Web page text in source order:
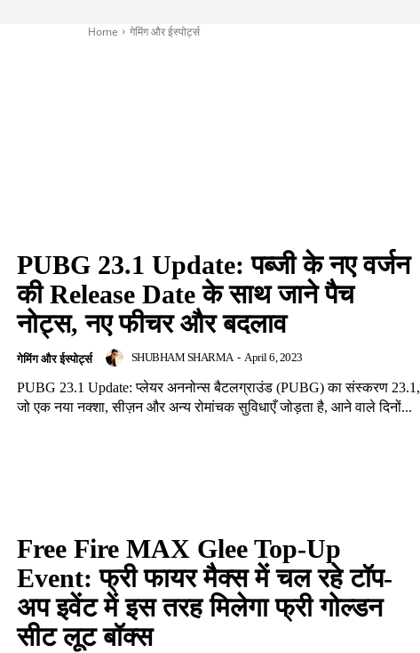
Home गेमिंग और ईस्पोर्ट्स
PUBG 23.1 Update: पब्जी के नए वर्जन
की Release Date के साथ जाने पैच
नोट्स, नए फीचर और बदलाव
गेमिंग और ईस्पोर्ट्स SHUBHAM SHARMA - April 6, 2023
PUBG 23.1 Update: प्लेयर अननोन्स बैटलग्राउंड (PUBG) का संस्करण 23.1,
जो एक नया नक्शा, सीज़न और अन्य रोमांचक सुविधाएँ जोड़ता है, आने वाले दिनों...
Free Fire MAX Glee Top-Up
Event: फ्री फायर मैक्स में चल रहे टॉप-
अप इवेंट में इस तरह मिलेगा फ्री गोल्डन
सीट लूट बॉक्स